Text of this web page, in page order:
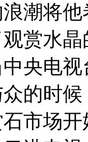
潮将
观赏水
央电
的时
市场